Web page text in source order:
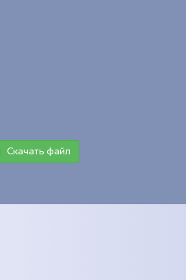
Скачать файл